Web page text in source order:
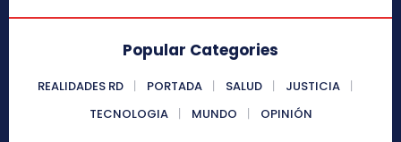
Popular Categories
REALIDADES RD PORTADA SALUD
JUSTICIA
TECNOLOGIA
MUNDO OPINIÓN